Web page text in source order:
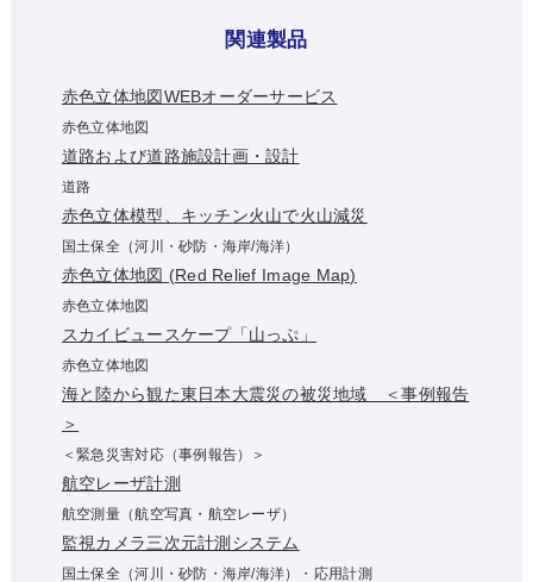
関連製品
赤色立体地図WEBオーダーサービス
赤色立体地図
道路および道路施設計画・設計
道路
赤色立体模型、キッチン火山で火山減災
国土保全（河川・砂防・海岸/海洋）
赤色立体地図 (Red Relief Image Map)
赤色立体地図
スカイビュースケープ「山っぷ」
赤色立体地図
海と陸から観た東日本大震災の被災地域 ＜事例報告
＞
＜緊急災害対応（事例報告）＞
航空レーザ計測
航空測量（航空写真・航空レーザ）
監視カメラ三次元計測システム
国土保全（河川・砂防・海岸/海洋）・応用計測